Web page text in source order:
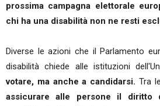
prossima campagna elettorale
chi ha una disabilità non ne resti
Diverse le azioni che il Parlamento
disabilità chiede alle istituzioni
votare, ma anche a candidarsi.Tra
assicurare alle persone il